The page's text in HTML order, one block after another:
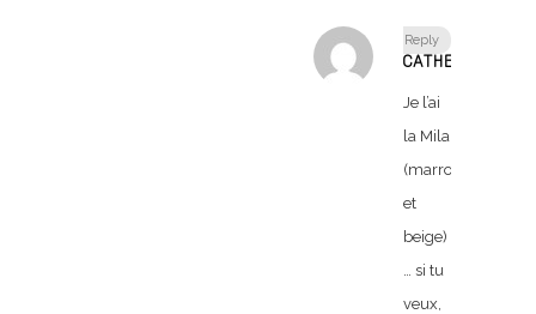
Reply
CATHERINE
Je l’ai
la Mila
(marron
et
beige)
… si tu
veux,